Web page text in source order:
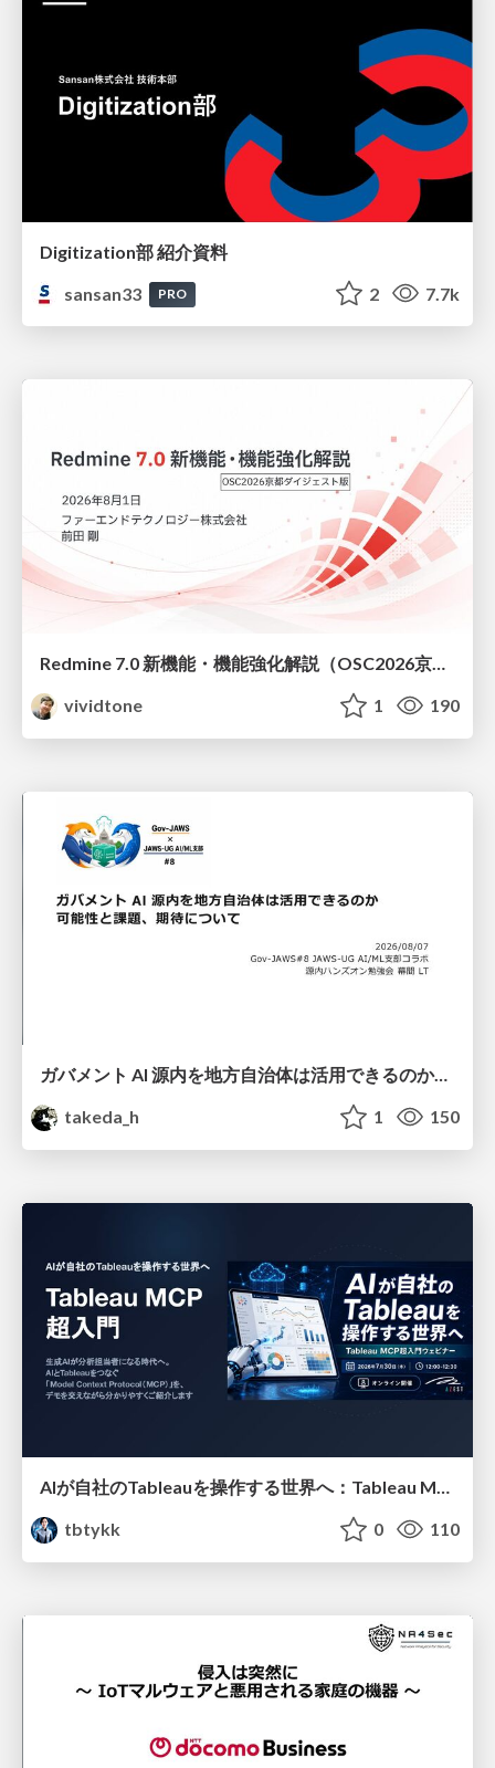
Digitization部 紹介資料
sansan33
PRO 2 7.7k
Redmine 7.0 新機能・機能強化解説（OSC2026京都ダイジェスト版）
vividtone
1 190
ガバメント AI 源内を地方自治体は活用できるのか 可能性と課題、期待について
takeda_h
1 150
tbtykk
0 110